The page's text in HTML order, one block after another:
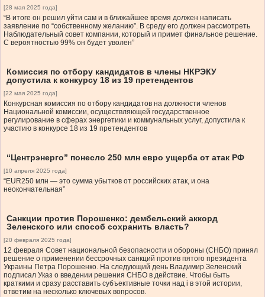
[28 мая 2025 года]
“В итоге он решил уйти сам и в ближайшее время должен написать
заявление по “собственному желанию”. В среду его должен рассмотреть
Наблюдательный совет компании, который и примет финальное решение.
С вероятностью 99% он будет уволен”
Комиссия по отбору кандидатов в члены НКРЭКУ
допустила к конкурсу 18 из 19 претендентов
[22 мая 2025 года]
Конкурсная комиссия по отбору кандидатов на должности членов
Национальной комиссии, осуществляющей государственное
регулирование в сферах энергетики и коммунальных услуг, допустила к
участию в конкурсе 18 из 19 претендентов
“Центрэнерго” понесло 250 млн евро ущерба от атак РФ
[10 апреля 2025 года]
“EUR250 млн — это сумма убытков от российских атак, и она
неокончательная”
Санкции против Порошенко: дембельский аккорд
Зеленского или способ сохранить власть?
[20 февраля 2025 года]
12 февраля Совет национальной безопасности и обороны (СНБО) принял
решение о применении бессрочных санкций против пятого президента
Украины Петра Порошенко. На следующий день Владимир Зеленский
подписал Указ о введении решения СНБО в действие. Чтобы быть
краткими и сразу расставить субъективные точки над і в этой истории,
ответим на несколько ключевых вопросов.